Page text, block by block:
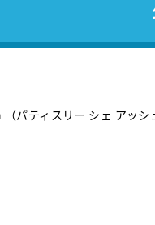
（パティスリー シェ アッ